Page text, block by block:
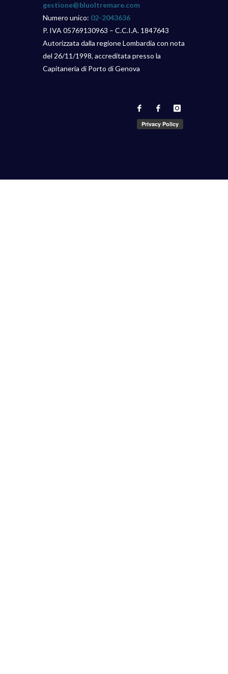
gestione@bluoltremare.com
Numero unico: 02-2043636
P. IVA 05769130963 – C.C.I.A. 1847643
Autorizzata dalla regione Lombardia con nota
del 26/11/1998, accreditata presso la
Capitaneria di Porto di Genova